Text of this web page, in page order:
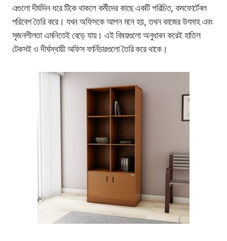
এগুলো দীর্ঘদিন ধরে টিকে থাকলে কর্মীদের কাছে একটি পরিচিত, কমফোর্টেবল
পরিবেশ তৈরি করে। যখন অফিসকে আপন মনে হয়, তখন কাজের উৎসাহ এবং
সৃজনশীলতা এমনিতেই বেড়ে যায়। এই বিষয়গুলো অনুধাবন করেই হাতিল
টেকসই ও দীর্ঘস্থায়ী অফিস ফার্নিচারগুলো তৈরি করে থাকে।